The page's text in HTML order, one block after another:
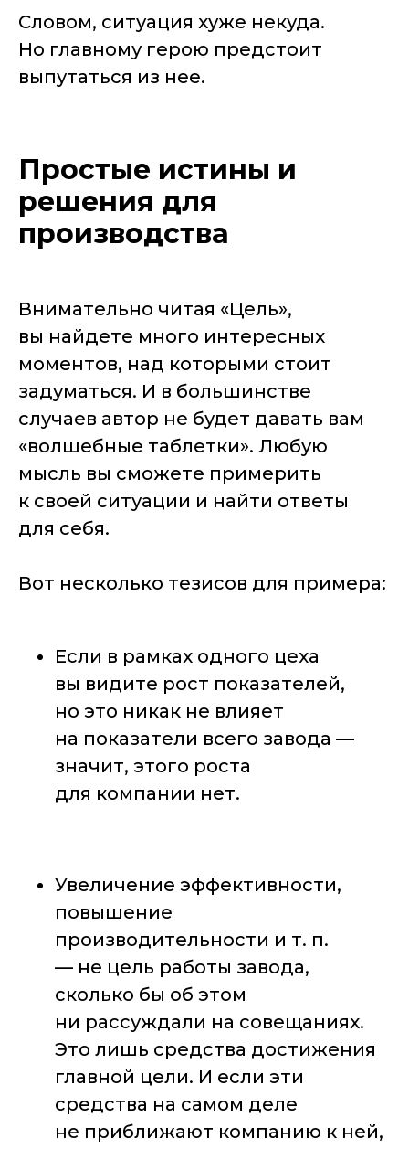
Словом, ситуация хуже некуда.
Но главному герою предстоит
выпутаться из нее.
Простые истины и
решения для
производства
Внимательно читая «Цель»,
вы найдете много интересных
моментов, над которыми стоит
задуматься. И в большинстве
случаев автор не будет давать вам
«волшебные таблетки». Любую
мысль вы сможете примерить
к своей ситуации и найти ответы
для себя.
Вот несколько тезисов для примера:
Если в рамках одного цеха
вы видите рост показателей,
но это никак не влияет
на показатели всего завода —
значит, этого роста
для компании нет.
Увеличение эффективности,
повышение
производительности и т. п.
— не цель работы завода,
сколько бы об этом
ни рассуждали на совещаниях.
Это лишь средства достижения
главной цели. И если эти
средства на самом деле
не приближают компанию к ней,